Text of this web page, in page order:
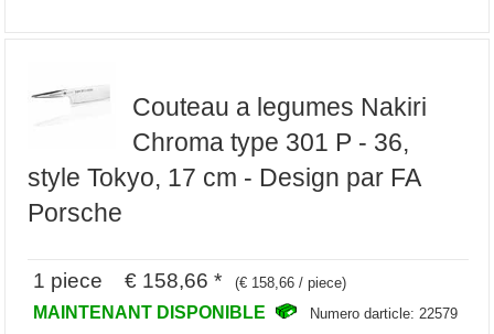
Couteau a legumes Nakiri
Chroma type 301 P - 36,
style Tokyo, 17 cm - Design par FA
Porsche
1 piece € 158,66 * (€ 158,66 / piece)
MAINTENANT DISPONIBLE Numero darticle: 22579